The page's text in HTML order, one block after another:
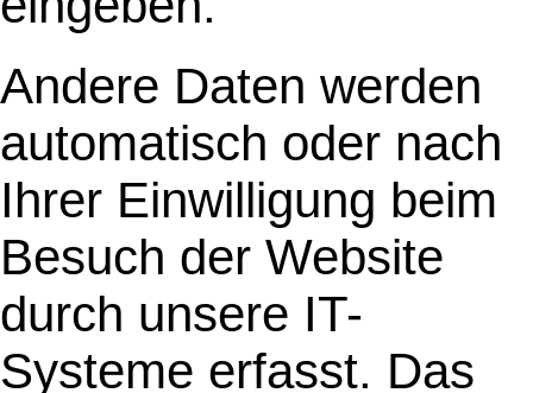
Andere Daten werden
automatisch oder nach
Ihrer Einwilligung beim
Besuch der Website
durch unsere IT-
Systeme erfasst. Das